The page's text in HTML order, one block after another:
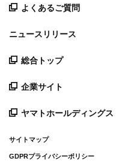
よくあるご質問
ニュースリリース
総合トップ
企業サイト
ヤマトホールディングス
サイトマップ
GDPRプライバシーポリシー